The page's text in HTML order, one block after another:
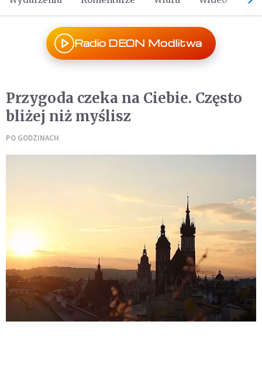
Radio DEON Modlitwa
Przygoda czeka na Ciebie. Często
bliżej niż myślisz
PO GODZINACH